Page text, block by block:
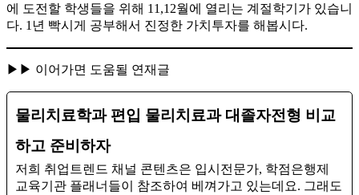
에 도전할 학생들을 위해 11,12월에 열리는 계절학기가 있습니
다. 1년 빡시게 공부해서 진정한 가치투자를 해봅시다.
▶▶ 이어가면 도움될 연재글
물리치료학과 편입 물리치료과 대졸자전형 비교
하고 준비하자
저희 취업트렌드 채널 콘텐츠은 입시전문가, 학점은행제
교육기관 플래너들이 참조하여 베껴가고 있는데요. 그래도